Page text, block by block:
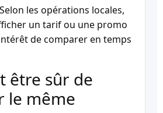
les opérations locales,
un tarif ou une promo
de comparer en temps
être sûr de
le même